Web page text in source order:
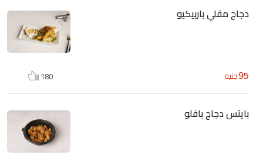
دجاج مقلي باربيكيو
95جنيه 180
بايتس دجاج بافلو